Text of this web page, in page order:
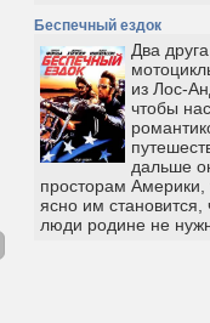
Беспечный ездок
Два
из Лос-
чтобы
дальше
просторам Америки,
ясно им становится,
люди родине не